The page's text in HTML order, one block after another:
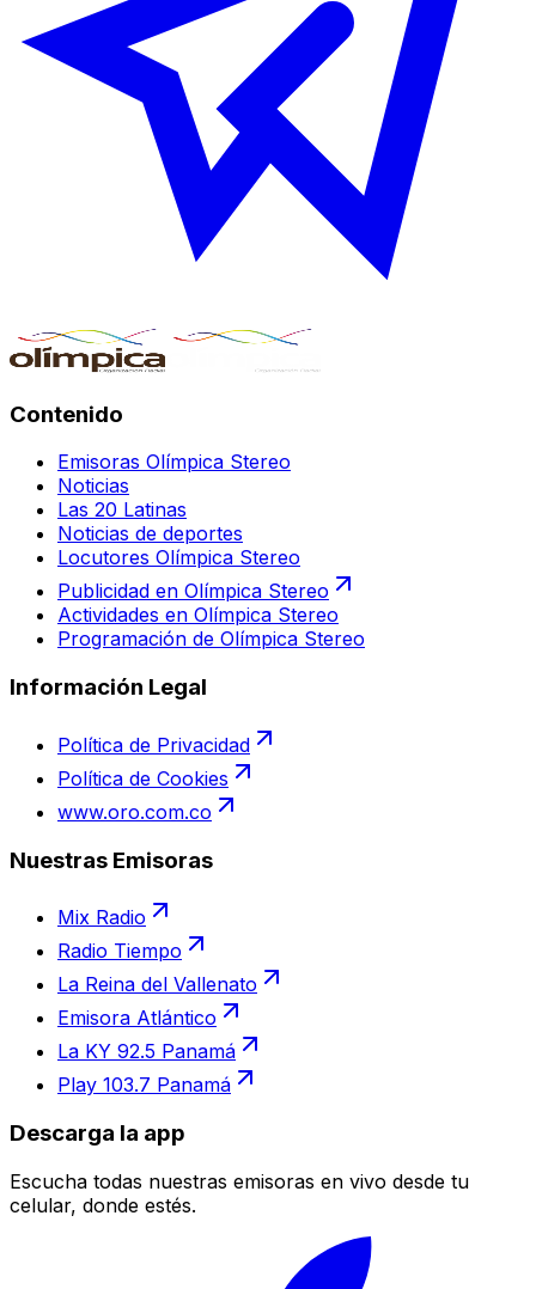
Contenido
Emisoras Olímpica Stereo
Noticias
Las 20 Latinas
Noticias de deportes
Locutores Olímpica Stereo
Publicidad en Olímpica Stereo
Actividades en Olímpica Stereo
Programación de Olímpica Stereo
Información Legal
Política de Privacidad
Política de Cookies
www.oro.com.co
Nuestras Emisoras
Mix Radio
Radio Tiempo
La Reina del Vallenato
Emisora Atlántico
La KY 92.5 Panamá
Play 103.7 Panamá
Descarga la app
Escucha todas nuestras emisoras en vivo desde tu
celular, donde estés.